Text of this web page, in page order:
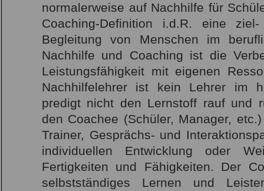
normalerweise auf Nachhilfe für
Coaching-Definition i.d.R. eine
Begleitung von Menschen im
Nachhilfe und Coaching ist die
Leistungsfähigkeit mit eigenen
Nachhilfelehrer ist kein Lehrer im
predigt nicht den Lernstoff rauf und
den Coachee (Schüler, Manager,
Trainer, Gesprächs- und
individuellen Entwicklung oder
Fertigkeiten und Fähigkeiten. Der
selbstständiges Lernen und